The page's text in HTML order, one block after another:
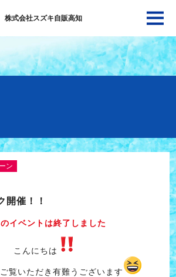
株式会社スズキ自販高知
ン
開催！！
イベントは終了しました
こんにちは
覧いただき有難うございます